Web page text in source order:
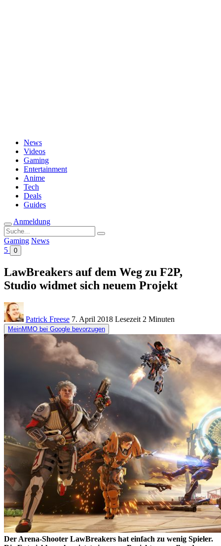
News
Videos
Gaming
Entertainment
Anime
Tech
Deals
Guides
Anmeldung
Suche
nach:
Gaming News
5
0
LawBreakers auf dem Weg zu F2P,
Studio widmet sich neuem Projekt
Patrick Freese 7. April 2018 Lesezeit 2 Minuten
MeinMMO bei Google bevorzugen
Der Arena-Shooter LawBreakers hat einfach zu wenig Spieler.